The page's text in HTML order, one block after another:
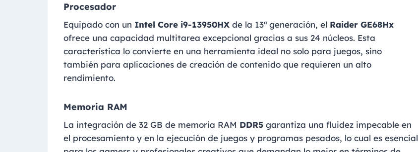
Procesador
Equipado con un Intel Core i9-13950HX de la 13ª generación, el Raider GE68Hx
ofrece una capacidad multitarea excepcional gracias a sus 24 núcleos. Esta
característica lo convierte en una herramienta ideal no solo para juegos, sino
también para aplicaciones de creación de contenido que requieren un alto
rendimiento.
Memoria RAM
La integración de 32 GB de memoria RAM DDR5 garantiza una fluidez impecable en
el procesamiento y en la ejecución de juegos y programas pesados, lo cual es esencial